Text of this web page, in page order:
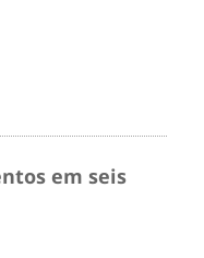
em seis